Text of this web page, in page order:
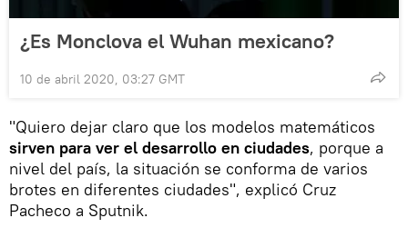
¿Es Monclova el Wuhan mexicano?
10 de abril 2020, 03:27 GMT
"Quiero dejar claro que los modelos matemáticos
sirven para ver el desarrollo en ciudades, porque a
nivel del país, la situación se conforma de varios
brotes en diferentes ciudades", explicó Cruz
Pacheco a Sputnik.